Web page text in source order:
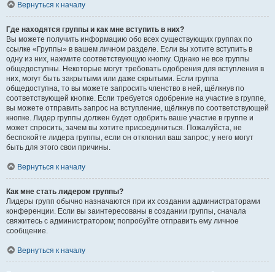
Вернуться к началу
Где находятся группы и как мне вступить в них?
Вы можете получить информацию обо всех существующих группах по
ссылке «Группы» в вашем личном разделе. Если вы хотите вступить в
одну из них, нажмите соответствующую кнопку. Однако не все группы
общедоступны. Некоторые могут требовать одобрения для вступления в
них, могут быть закрытыми или даже скрытыми. Если группа
общедоступна, то вы можете запросить членство в ней, щёлкнув по
соответствующей кнопке. Если требуется одобрение на участие в группе,
вы можете отправить запрос на вступление, щёлкнув по соответствующей
кнопке. Лидер группы должен будет одобрить ваше участие в группе и
может спросить, зачем вы хотите присоединиться. Пожалуйста, не
беспокойте лидера группы, если он отклонил ваш запрос; у него могут
быть для этого свои причины.
Вернуться к началу
Как мне стать лидером группы?
Лидеры групп обычно назначаются при их создании администраторами
конференции. Если вы заинтересованы в создании группы, сначала
свяжитесь с администратором; попробуйте отправить ему личное
сообщение.
Вернуться к началу